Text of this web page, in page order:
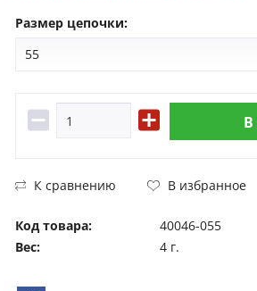
Размер цепочки:
В
К сравнению В избранное
Код товара:
40046-055
Вес:
4 г.